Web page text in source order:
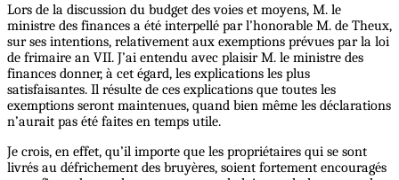
Lors de la discussion du budget des voies et moyens, M. le
ministre des finances a été interpellé par l’honorable M. de Theux,
sur ses intentions, relativement aux exemptions prévues par la loi
de frimaire an VII. J’ai entendu avec plaisir M. le ministre des
finances donner, à cet égard, les explications les plus
satisfaisantes. Il résulte de ces explications que toutes les
exemptions seront maintenues, quand bien même les déclarations
n’aurait pas été faites en temps utile.
Je crois, en effet, qu’il importe que les propriétaires qui se sont
livrés au défrichement des bruyères, soient fortement encouragés